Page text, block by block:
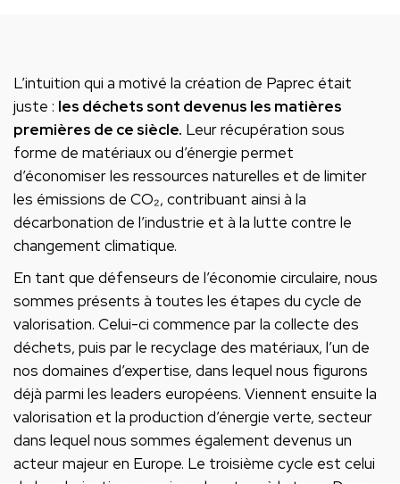
L’intuition qui a motivé la création de Paprec était
juste : les déchets sont devenus les matières
premières de ce siècle. Leur récupération sous
forme de matériaux ou d’énergie permet
d’économiser les ressources naturelles et de limiter
les émissions de CO₂, contribuant ainsi à la
décarbonation de l’industrie et à la lutte contre le
changement climatique.
En tant que défenseurs de l’économie circulaire, nous
sommes présents à toutes les étapes du cycle de
valorisation. Celui-ci commence par la collecte des
déchets, puis par le recyclage des matériaux, l’un de
nos domaines d’expertise, dans lequel nous figurons
déjà parmi les leaders européens. Viennent ensuite la
valorisation et la production d’énergie verte, secteur
dans lequel nous sommes également devenus un
acteur majeur en Europe. Le troisième cycle est celui